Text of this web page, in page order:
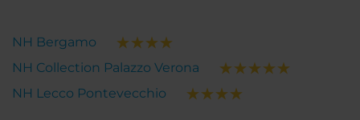
NH Bergamo
NH Collection Palazzo Verona
NH Lecco Pontevecchio